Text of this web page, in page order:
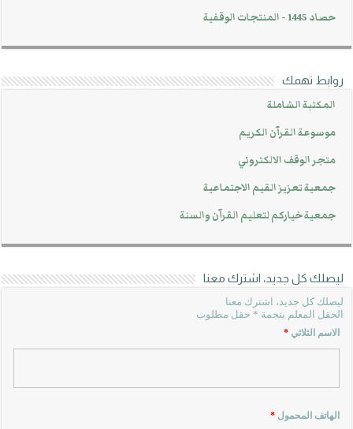
حصاد 1445 - المنتجات الوقفية
روابط تهمك
المكتبة الشاملة
موسوعة القرآن الكريم
متجر الوقف الالكتروني
جمعية تعزيز القيم الاجتماعية
جمعية خياركم لتعليم القرآن والسنة
ليصلك كل جديد، اشترك معنا
ليصلك كل جديد، اشترك معنا
الحقل المعلم بنجمة * حقل مطلوب
الاسم الثلاثي *
الهاتف المحمول *